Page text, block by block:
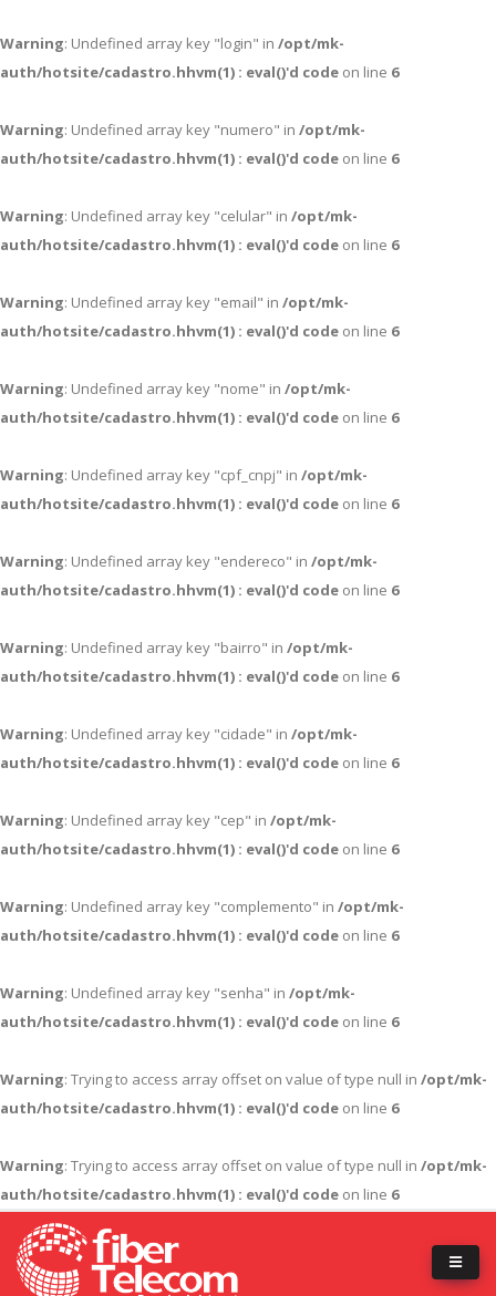
Warning: Undefined array key "login" in /opt/mk-
auth/hotsite/cadastro.hhvm(1) : eval()'d code on line 6
Warning: Undefined array key "numero" in /opt/mk-
auth/hotsite/cadastro.hhvm(1) : eval()'d code on line 6
Warning: Undefined array key "celular" in /opt/mk-
auth/hotsite/cadastro.hhvm(1) : eval()'d code on line 6
Warning: Undefined array key "email" in /opt/mk-
auth/hotsite/cadastro.hhvm(1) : eval()'d code on line 6
Warning: Undefined array key "nome" in /opt/mk-
auth/hotsite/cadastro.hhvm(1) : eval()'d code on line 6
Warning: Undefined array key "cpf_cnpj" in /opt/mk-
auth/hotsite/cadastro.hhvm(1) : eval()'d code on line 6
Warning: Undefined array key "endereco" in /opt/mk-
auth/hotsite/cadastro.hhvm(1) : eval()'d code on line 6
Warning: Undefined array key "bairro" in /opt/mk-
auth/hotsite/cadastro.hhvm(1) : eval()'d code on line 6
Warning: Undefined array key "cidade" in /opt/mk-
auth/hotsite/cadastro.hhvm(1) : eval()'d code on line 6
Warning: Undefined array key "cep" in /opt/mk-
auth/hotsite/cadastro.hhvm(1) : eval()'d code on line 6
Warning: Undefined array key "complemento" in /opt/mk-
auth/hotsite/cadastro.hhvm(1) : eval()'d code on line 6
Warning: Undefined array key "senha" in /opt/mk-
auth/hotsite/cadastro.hhvm(1) : eval()'d code on line 6
Warning: Trying to access array offset on value of type null in /opt/mk-
auth/hotsite/cadastro.hhvm(1) : eval()'d code on line 6
Warning: Trying to access array offset on value of type null in /opt/mk-
auth/hotsite/cadastro.hhvm(1) : eval()'d code on line 6